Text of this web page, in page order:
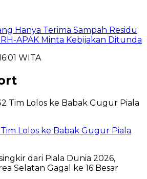
Hanya Terima Sampah Residu
APAK Minta Kebijakan Ditunda
WITA
Lolos ke Babak Gugur Piala